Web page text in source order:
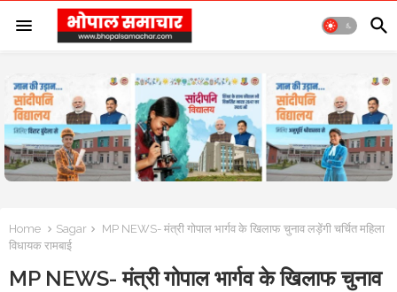
Home Sagar
MP NEWS- मंत्री गोपाल भार्गव के खिलाफ चुनाव लड़ेंगी चर्चित महिला
विधायक रामबाई
MP NEWS- मंत्री गोपाल भार्गव के खिलाफ चुनाव